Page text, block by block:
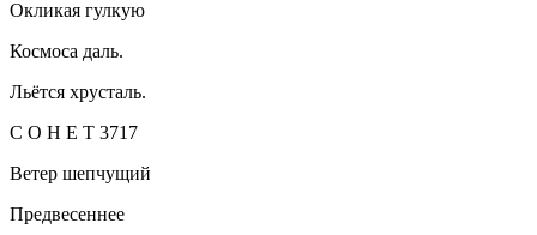
Окликая гулкую
Космоса даль.
Льётся хрусталь.
С О Н Е Т 3717
Ветер шепчущий
Предвесеннее